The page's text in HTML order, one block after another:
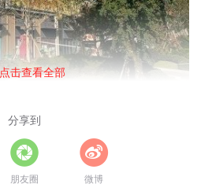
点击查看全部
分享到
朋友圈 微博